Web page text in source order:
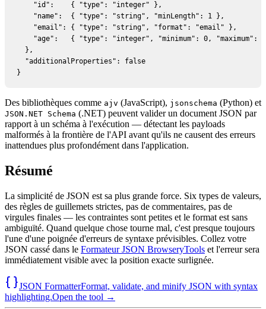
    "id":    { "type": "integer" },
    "name":  { "type": "string", "minLength": 1 },
    "email": { "type": "string", "format": "email" },
"age":   { "type": "integer", "minimum": 0, "maximum":
  },
  "additionalProperties": false
}
Des bibliothèques comme ajv (JavaScript), jsonschema (Python) et
JSON.NET Schema (.NET) peuvent valider un document JSON par
rapport à un schéma à l'exécution — détectant les payloads
malformés à la frontière de l'API avant qu'ils ne causent des erreurs
inattendues plus profondément dans l'application.
Résumé
La simplicité de JSON est sa plus grande force. Six types de valeurs,
des règles de guillemets strictes, pas de commentaires, pas de
virgules finales — les contraintes sont petites et le format est sans
ambiguïté. Quand quelque chose tourne mal, c'est presque toujours
l'une d'une poignée d'erreurs de syntaxe prévisibles. Collez votre
JSON cassé dans le Formateur JSON BrowseryTools et l'erreur sera
immédiatement visible avec la position exacte surlignée.
JSON FormatterFormat, validate, and minify JSON with syntax
highlighting.Open the tool →